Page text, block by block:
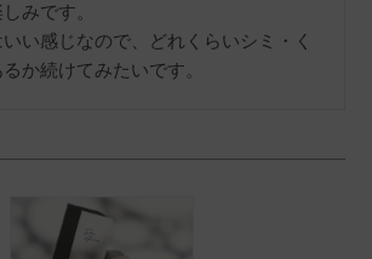
みです。
い感じなので、どれくらいシミ・く
か続けてみたいです。